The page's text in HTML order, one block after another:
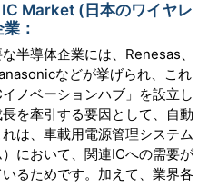
Market (日本のワイヤレ
：
半導体企業には、Renesas、
などが挙げられ、これ
ノベーションハブ」を設立し
を牽引する要因として、自動
は、車載用電源管理システム
において、関連ICへの需要が
るためです。加えて、業界各